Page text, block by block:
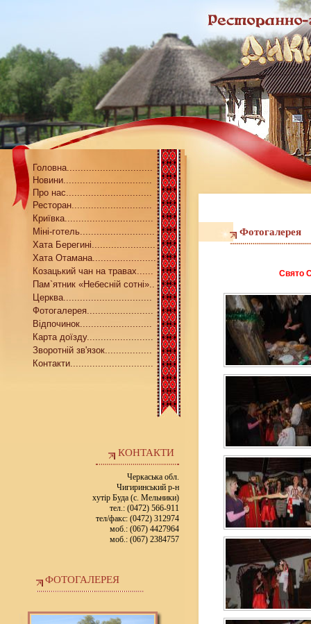
Головна...............................
Новини................................
Про нас...............................
Ресторан.............................
Криївка................................
Міні-готель...........................
Хата Берегині.......................
Хата Отамана.......................
Козацький чан на травах......
Пам`ятник «Небесній сотні»..
Церква................................
Фотогалерея........................
Відпочинок..........................
Карта доїзду........................
Зворотній зв'язок.................
Контакти..............................
КОНТАКТИ
Черкаська обл.
Чигиринський р-н
хутір Буда (с. Мельники)
тел.: (0472) 566-911
тел/факс: (0472) 312974
моб.: (067) 4427964
моб.: (067) 2384757
ФОТОГАЛЕРЕЯ
Фотогалерея
Cвято